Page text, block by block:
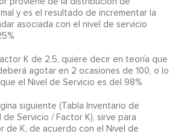
y es el resultado de incrementar la
asociada con el nivel de servicio
K de 2.5, quiere decir en teoría que
agotar en 2 ocasiones de 100, o lo
el Nivel de Servicio es del 98%
siguiente (Tabla Inventario de
de Servicio / Factor K), sirve para
de K, de acuerdo con el Nivel de